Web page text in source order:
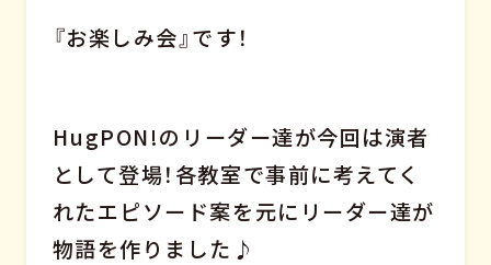
『お楽しみ会』です！
HugPON!のリーダー達が今回は演者
として登場！各教室で事前に考えてく
れたエピソード案を元にリーダー達が
物語を作りました♪